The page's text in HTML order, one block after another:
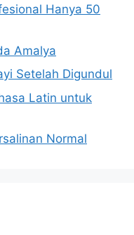
Hanya 50
Amalya
Setelah Digundul
Latin untuk
Normal